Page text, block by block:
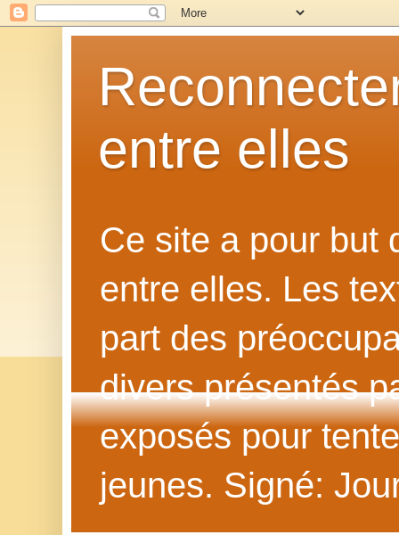
entre elles
Ce site a pour but
entre elles. Les
part des
divers présentés
exposés pour
jeunes. Signé: